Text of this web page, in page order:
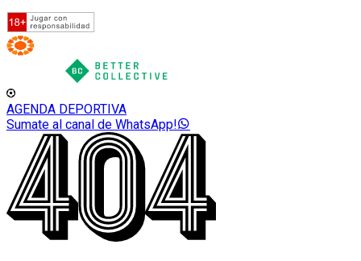
AGENDA DEPORTIVA
Sumate al canal de WhatsApp!